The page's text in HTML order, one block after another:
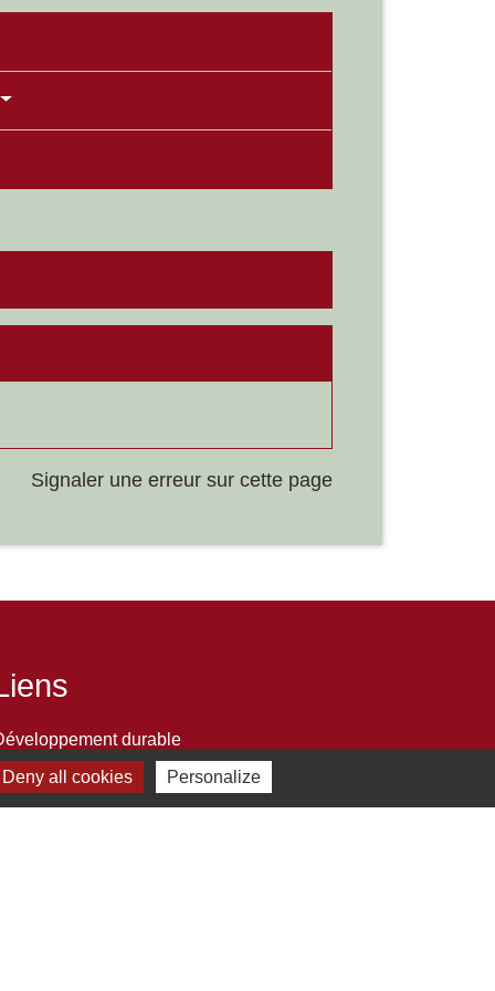
Signaler une erreur sur cette page
durable
de tourisme
public.fr
Deny all cookies Personalize